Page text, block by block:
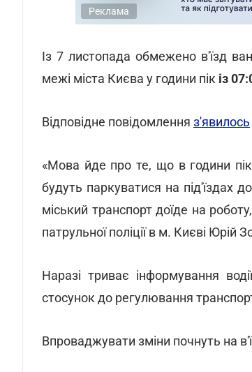
Реклама
Із 7 листопада обмежено в'їзд
межі міста Києва у години пік із
Відповідне повідомлення з'явилось
«Мова йде про те, що в години
будуть паркуватися на під'їздах
міський транспорт доїде на
патрульної поліції в м. Києві Юрій
Наразі триває інформування
стосунок до регулювання
Впроваджувати зміни почнуть на